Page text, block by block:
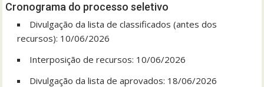
Cronograma do processo seletivo
Divulgação da lista de classificados (antes dos
recursos): 10/06/2026
Interposição de recursos: 10/06/2026
Divulgação da lista de aprovados: 18/06/2026